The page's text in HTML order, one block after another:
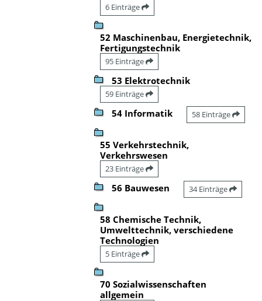
6 Einträge
52 Maschinenbau, Energietechnik,
Fertigungstechnik
95 Einträge
53 Elektrotechnik
59 Einträge
54 Informatik 58 Einträge
55 Verkehrstechnik,
Verkehrswesen
23 Einträge
56 Bauwesen 34 Einträge
58 Chemische Technik,
Umwelttechnik, verschiedene
Technologien
5 Einträge
70 Sozialwissenschaften
allgemein